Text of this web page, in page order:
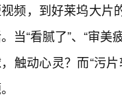
频，到好莱坞大片
当“看腻了”、“审
触动心灵？而“污